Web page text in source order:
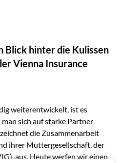
die Rendite eine Rolle. Auch
erheblichen Einfluss auf…
Blick hinter die Kulissen
Vienna Insurance
weiterentwickelt, ist es
sich auf starke Partner
die Zusammenarbeit
ihrer Muttergesellschaft, der
aus. Heute werfen wir einen